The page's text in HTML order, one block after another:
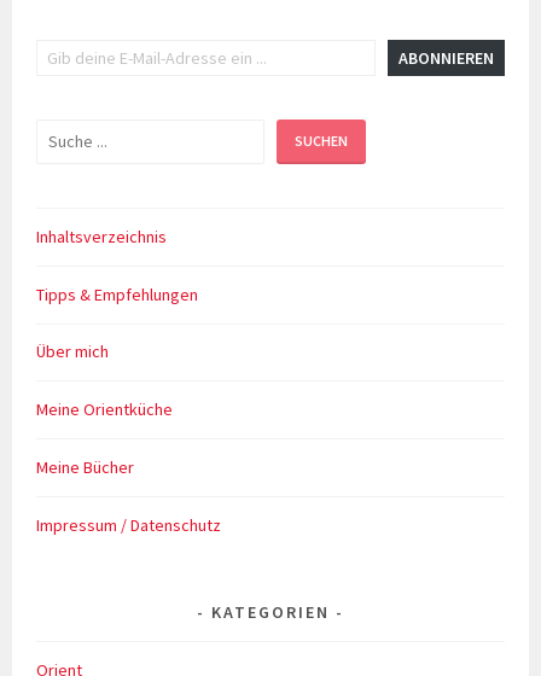
ABONNIEREN
Suchen SUCHEN
Inhaltsverzeichnis
Tipps & Empfehlungen
Über mich
Meine Orientküche
Meine Bücher
Impressum / Datenschutz
KATEGORIEN
Orient